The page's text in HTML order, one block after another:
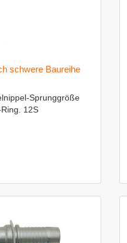
schwere Baureihe
Sprunggröße
12S